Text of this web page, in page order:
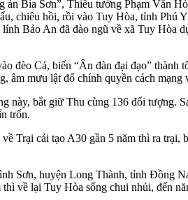
Bia Sơn”, Thiếu tướng Phạm Văn
chiêu hồi, rồi vào Tuy Hòa, tỉnh Phú
Bảo An đã đào ngũ về xã Tuy Hòa
đèo Cả, biến “Ân đàn đại đạo”
âm mưu lật đổ chính quyền cách
này, bắt giữ Thu cùng 136 đối
trốn.
Trại cải tạo A30 gần 5 năm thì ra
Sơn, huyện Long Thành, tỉnh Đồng
về lại Tuy Hòa sống chui nhủi, đến